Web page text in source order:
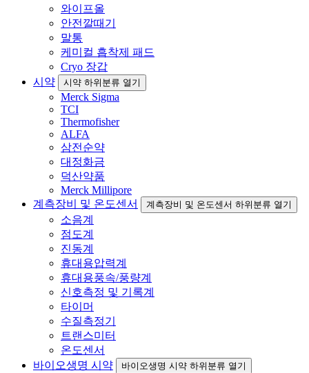
와이프올
안전깔때기
말통
케미컬 흡착제 패드
Cryo 장갑
시약
시약 하위분류 열기
Merck Sigma
TCI
Thermofisher
ALFA
삼전순약
대정화금
덕산약품
Merck Millipore
계측장비 및 온도센서
계측장비 및 온도센서 하위분류 열기
소음계
점도계
진동계
휴대용압력계
휴대용풍속/풍량계
신호측정 및 기록계
타이머
수질측정기
트랜스미터
온도센서
바이오생명 시약
바이오생명 시약 하위분류 열기